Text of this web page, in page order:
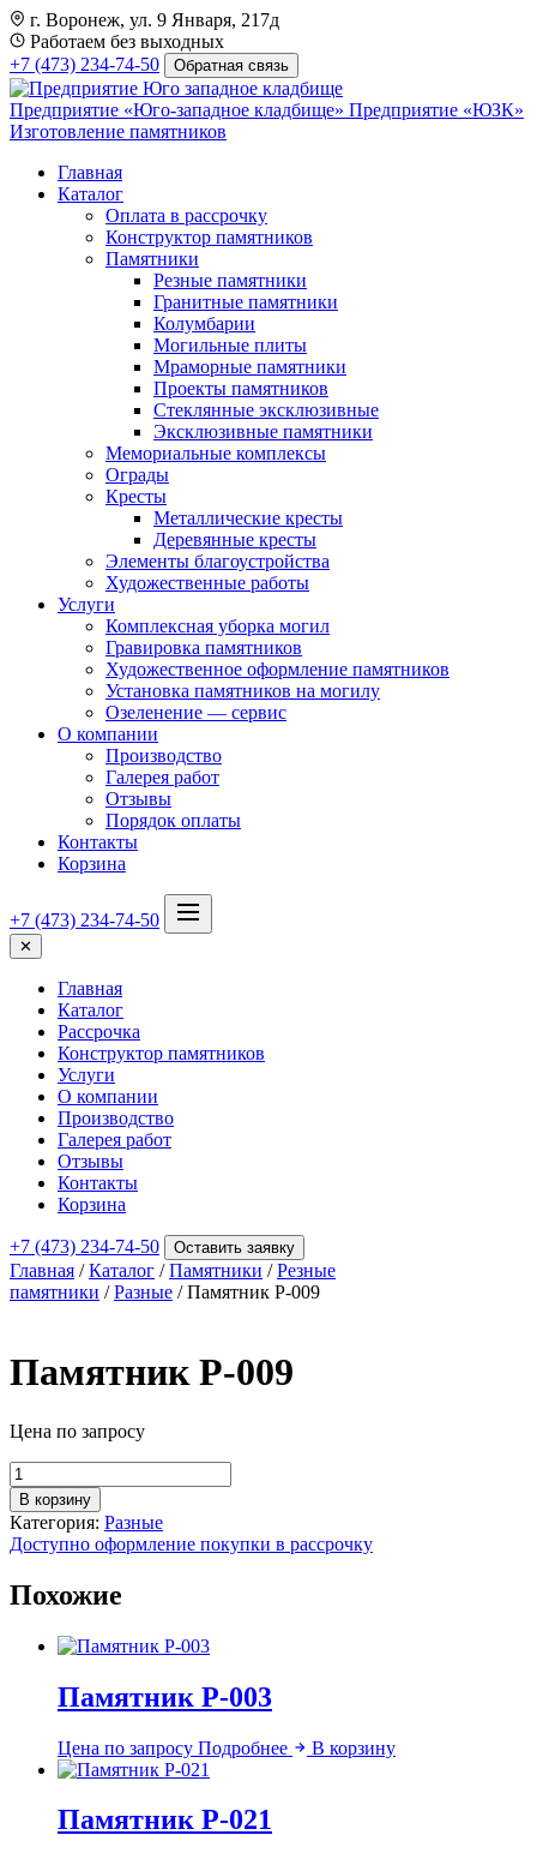
г. Воронеж, ул. 9 Января, 217д
Работаем без выходных
+7 (473) 234-74-50
Обратная связь
Предприятие «Юго-западное кладбище» Предприятие «ЮЗК»
Изготовление памятников
Главная
Каталог
Оплата в рассрочку
Конструктор памятников
Памятники
Резные памятники
Гранитные памятники
Колумбарии
Могильные плиты
Мраморные памятники
Проекты памятников
Стеклянные эксклюзивные
Эксклюзивные памятники
Мемориальные комплексы
Ограды
Кресты
Металлические кресты
Деревянные кресты
Элементы благоустройства
Художественные работы
Услуги
Комплексная уборка могил
Гравировка памятников
Художественное оформление памятников
Установка памятников на могилу
Озеленение — сервис
О компании
Производство
Галерея работ
Отзывы
Порядок оплаты
Контакты
Корзина
+7 (473) 234-74-50
✕
Главная
Каталог
Рассрочка
Конструктор памятников
Услуги
О компании
Производство
Галерея работ
Отзывы
Контакты
Корзина
+7 (473) 234-74-50 Оставить заявку
Главная /Каталог /Памятники /Резные
памятники /Разные / Памятник Р-009
Памятник Р-009
Цена по запросу
Количество
товара
Памятник
Р-009
В корзину
Категория: Разные
Доступно оформление покупки в рассрочку
Похожие
Памятник Р-003
Цена по запросу Подробнее В корзину
Памятник Р-021